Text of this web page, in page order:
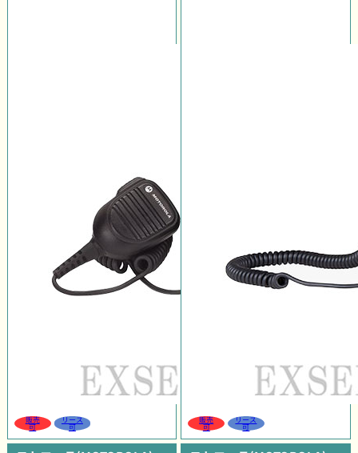
販売
可
リース
可
販売
可
リース
可